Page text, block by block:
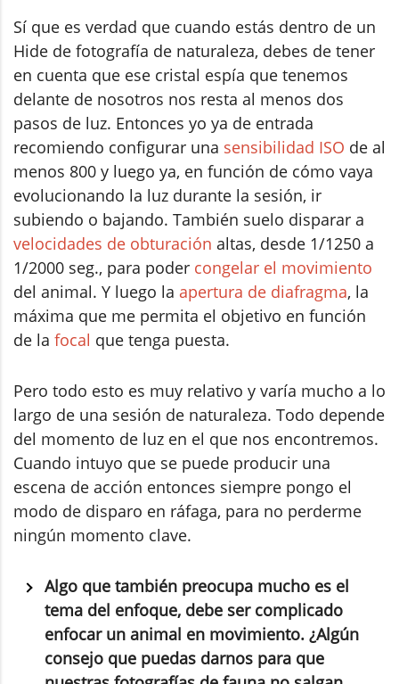
Sí que es verdad que cuando estás dentro de un
Hide de fotografía de naturaleza, debes de tener
en cuenta que ese cristal espía que tenemos
delante de nosotros nos resta al menos dos
pasos de luz. Entonces yo ya de entrada
recomiendo configurar una sensibilidad ISO de al
menos 800 y luego ya, en función de cómo vaya
evolucionando la luz durante la sesión, ir
subiendo o bajando. También suelo disparar a
velocidades de obturación altas, desde 1/1250 a
1/2000 seg., para poder congelar el movimiento
del animal. Y luego la apertura de diafragma, la
máxima que me permita el objetivo en función
de la focal que tenga puesta.
Pero todo esto es muy relativo y varía mucho a lo
largo de una sesión de naturaleza. Todo depende
del momento de luz en el que nos encontremos.
Cuando intuyo que se puede producir una
escena de acción entonces siempre pongo el
modo de disparo en ráfaga, para no perderme
ningún momento clave.
Algo que también preocupa mucho es el
tema del enfoque, debe ser complicado
enfocar un animal en movimiento. ¿Algún
consejo que puedas darnos para que